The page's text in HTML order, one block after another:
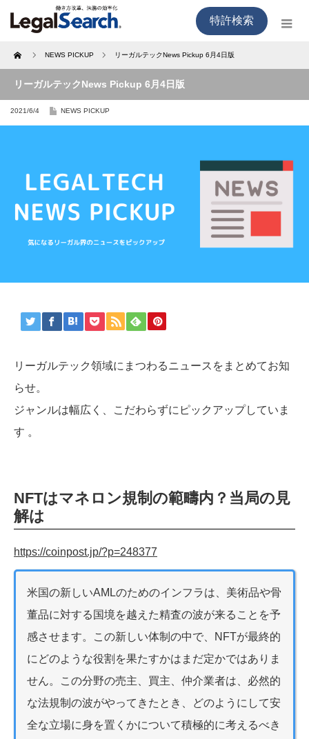
特許検索
Home NEWS PICKUP リーガルテックNews Pickup 6月4日版
リーガルテックNews Pickup 6月4日版
2021/6/4 NEWS PICKUP
リーガルテック領域にまつわるニュースをまとめてお知
らせ。
ジャンルは幅広く、こだわらずにピックアップしていま
す 。
NFTはマネロン規制の範疇内？当局の見
解は
https://coinpost.jp/?p=248377
米国の新しいAMLのためのインフラは、美術品や骨
董品に対する国境を越えた精査の波が来ることを予
感させます。この新しい体制の中で、NFTが最終的
にどのような役割を果たすかはまだ定かではありま
せん。この分野の売主、買主、仲介業者は、必然的
な法規制の波がやってきたとき、どのようにして安
全な立場に身を置くかについて積極的に考えるべき